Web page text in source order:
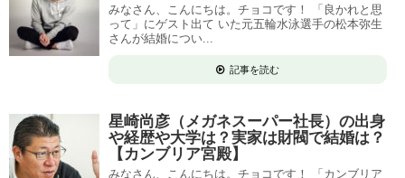
みなさん、こんにちは。チョコです！ 「良かれと思
って」にゲスト出て いた元五輪水泳選手の松本弥生
さんが結婚につい...
記事を読む
星崎尚彦（メガネスーパー社長）の出身
や経歴や大学は？実家は財閥で結婚は？
【カンブリア宮殿】
みなさん、こんにちは。チョコです！ 「カンブリア